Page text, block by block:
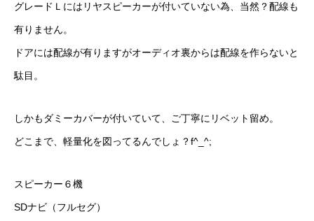
グレードＬにはリヤスピーカーが付いていない為、当然？配線も
有りません。
ドアには配線が有りますがオーディオ裏からは配線を作らないと
駄目。
しかもダミーカバーが付いていて、ご丁寧にリベット留め。
どこまで、軽量化を図ってるんでしょ？f^_^;
スピーカー６機
SDナビ（フルセグ）